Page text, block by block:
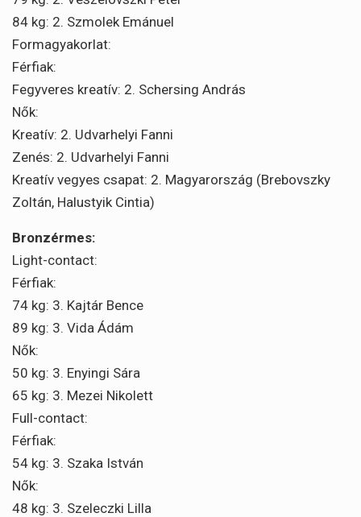
84 kg: 2. Szmolek Emánuel
Formagyakorlat:
Férfiak:
Fegyveres kreatív: 2. Schersing András
Nők:
Kreatív: 2. Udvarhelyi Fanni
Zenés: 2. Udvarhelyi Fanni
Kreatív vegyes csapat: 2. Magyarország (Brebovszky
Zoltán, Halustyik Cintia)
Bronzérmes:
Light-contact:
Férfiak:
74 kg: 3. Kajtár Bence
89 kg: 3. Vida Ádám
Nők:
50 kg: 3. Enyingi Sára
65 kg: 3. Mezei Nikolett
Full-contact:
Férfiak:
54 kg: 3. Szaka István
Nők:
48 kg: 3. Szeleczki Lilla